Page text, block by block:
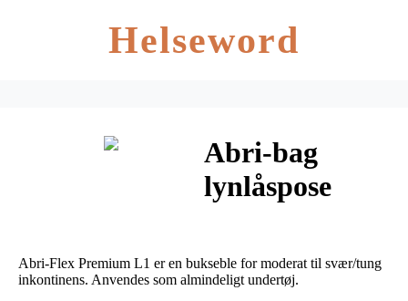
Helseword
Abri-bag
lynlåspose
stk
Abri-Flex Premium L1 er en bukseble for moderat til svær/tung
inkontinens. Anvendes som almindeligt undertøj.